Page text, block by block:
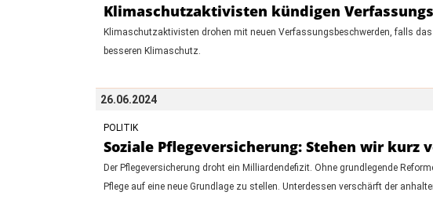
Klimaschutzaktivisten kündigen
Klimaschutzaktivisten drohen mit neuen Verfassungsbeschwerden, falls
besseren Klimaschutz.
26.06.2024
POLITIK
Soziale Pflegeversicherung: Stehen wir kurz
Der Pflegeversicherung droht ein Milliardendefizit. Ohne grundlegende
Pflege auf eine neue Grundlage zu stellen. Unterdessen verschärft der